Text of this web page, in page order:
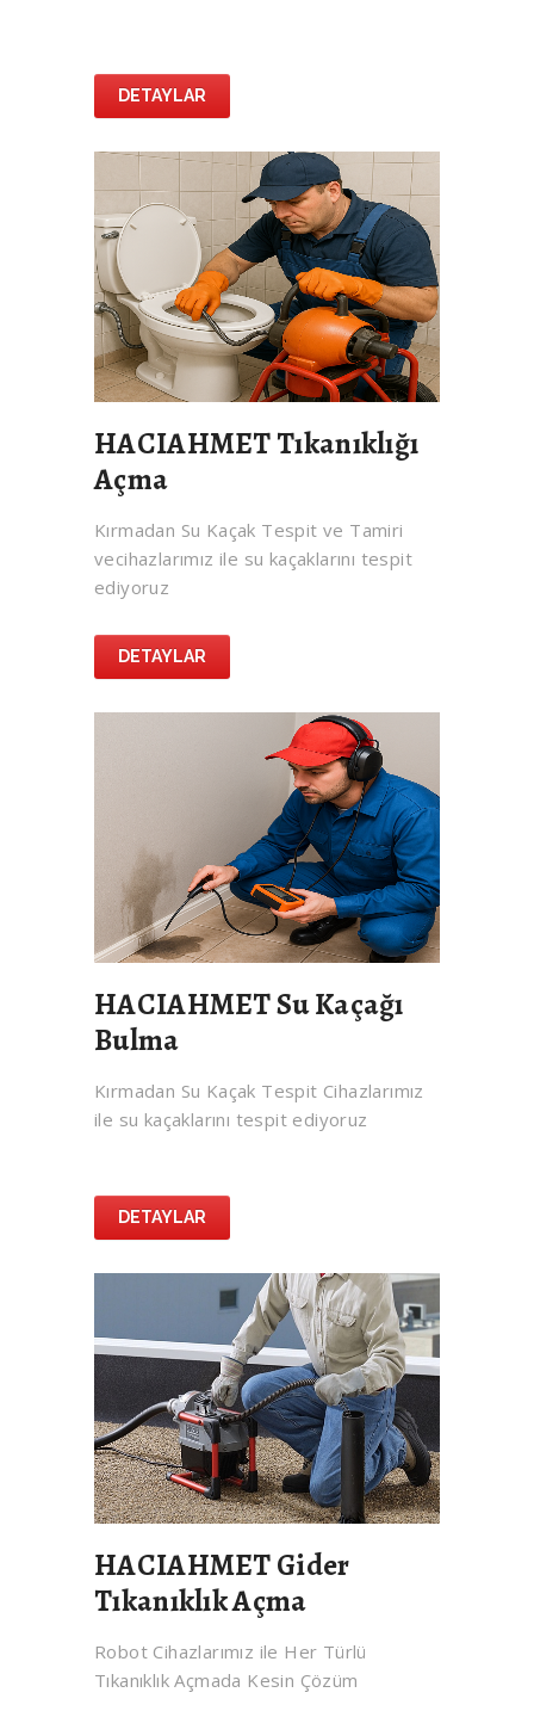
DETAYLAR
HACIAHMET Tıkanıklığı
Açma
Kırmadan Su Kaçak Tespit ve Tamiri
vecihazlarımız ile su kaçaklarını tespit
ediyoruz
DETAYLAR
HACIAHMET Su Kaçağı
Bulma
Kırmadan Su Kaçak Tespit Cihazlarımız
ile su kaçaklarını tespit ediyoruz
DETAYLAR
HACIAHMET Gider
Tıkanıklık Açma
Robot Cihazlarımız ile Her Türlü
Tıkanıklık Açmada Kesin Çözüm